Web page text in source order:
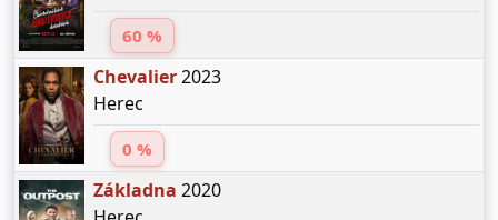
60 %
Chevalier2023
Herec
0 %
Základna 2020